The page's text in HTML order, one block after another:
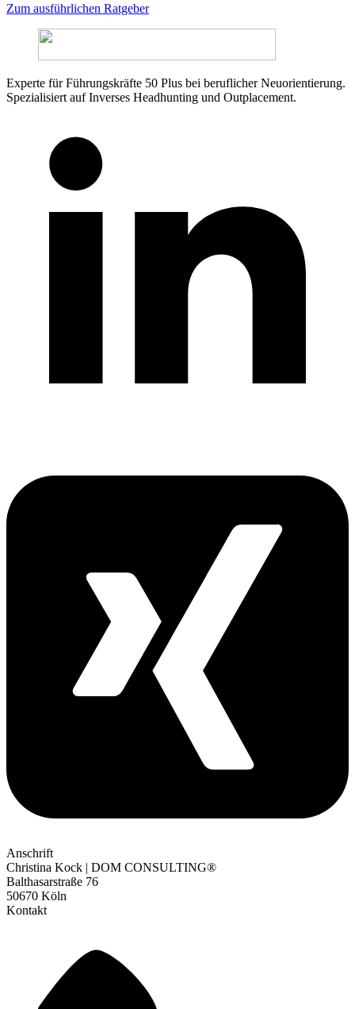
Zum ausführlichen Ratgeber
Experte für Führungskräfte 50 Plus bei beruflicher Neuorientierung.
Spezialisiert auf Inverses Headhunting und Outplacement.
Anschrift
Christina Kock | DOM CONSULTING®
Balthasarstraße 76
50670 Köln
Kontakt